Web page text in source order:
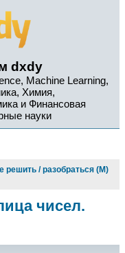
dxdy
Machine Learning,
Химия,
и Финансовая
науки
решить / разобраться (М)
чисел.